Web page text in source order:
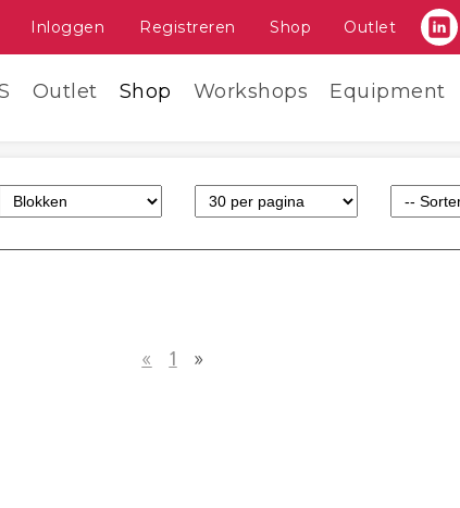
Inloggen Registreren Shop Outlet
Outlet Shop Workshops Equipment
« 1 »